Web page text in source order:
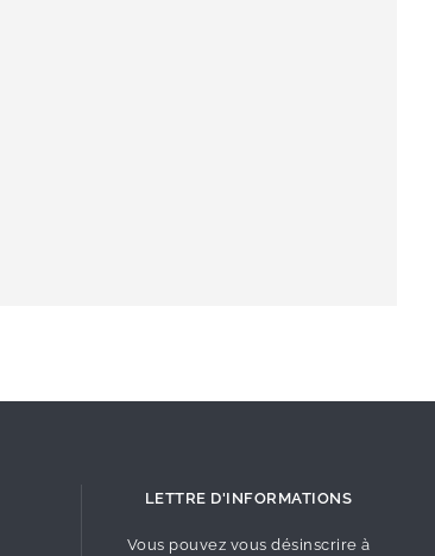
LETTRE D'INFORMATIONS
Vous pouvez vous désinscrire à